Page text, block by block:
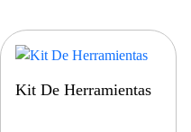
Kit De Herramientas